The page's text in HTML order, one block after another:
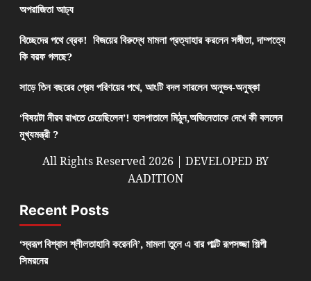
অপরাজিতা আঢ্য
বিচ্ছেদের পথে ব্রেক! বিজয়ের বিরুদ্ধে মামলা প্রত্যাহার করলেন সঙ্গীতা, দাম্পত্যে
কি বরফ গলছে?
সাড়ে তিন বছরের প্রেম পরিণয়ের পথে, আংটি বদল সারলেন অনুভব-অনুষ্কা
‘বিষয়টা নীরব রাখতে চেয়েছিলেন’! হাসপাতালে মিঠুন,অভিনেতাকে দেখে কী বললেন
মুখ্যমন্ত্রী ?
All Rights Reserved 2026 | DEVELOPED BY
AADITION
Recent Posts
‘স্বরূপ বিশ্বাস শ্লীলতাহানি করেননি’, মামলা তুলে এ বার পাল্টি রূপসজ্জা শিল্পী
সিমরনের